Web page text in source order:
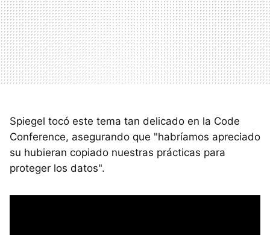
Spiegel tocó este tema tan delicado en la Code
Conference, asegurando que "habríamos apreciado
su hubieran copiado nuestras prácticas para
proteger los datos".